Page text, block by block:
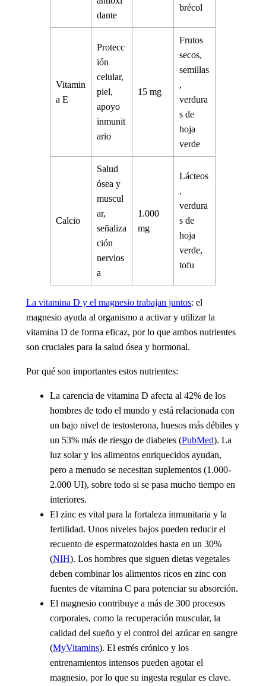
dante
brécol
Vitamin
a E
Protecc
ión
celular,
piel,
apoyo
inmunit
ario
15 mg
Frutos
secos,
semillas
,
verdura
s de
hoja
verde
Calcio
Salud
ósea y
muscul
ar,
señaliza
ción
nervios
a
1.000
mg
Lácteos
,
verdura
s de
hoja
verde,
tofu
La vitamina D y el magnesio trabajan juntos: el
magnesio ayuda al organismo a activar y utilizar la
vitamina D de forma eficaz, por lo que ambos nutrientes
son cruciales para la salud ósea y hormonal.
Por qué son importantes estos nutrientes:
La carencia de vitamina D afecta al 42% de los
hombres de todo el mundo y está relacionada con
un bajo nivel de testosterona, huesos más débiles y
un 53% más de riesgo de diabetes (PubMed). La
luz solar y los alimentos enriquecidos ayudan,
pero a menudo se necesitan suplementos (1.000-
2.000 UI), sobre todo si se pasa mucho tiempo en
interiores.
El zinc es vital para la fortaleza inmunitaria y la
fertilidad. Unos niveles bajos pueden reducir el
recuento de espermatozoides hasta en un 30%
(NIH). Los hombres que siguen dietas vegetales
deben combinar los alimentos ricos en zinc con
fuentes de vitamina C para potenciar su absorción.
El magnesio contribuye a más de 300 procesos
corporales, como la recuperación muscular, la
calidad del sueño y el control del azúcar en sangre
(MyVitamins). El estrés crónico y los
entrenamientos intensos pueden agotar el
magnesio, por lo que su ingesta regular es clave.